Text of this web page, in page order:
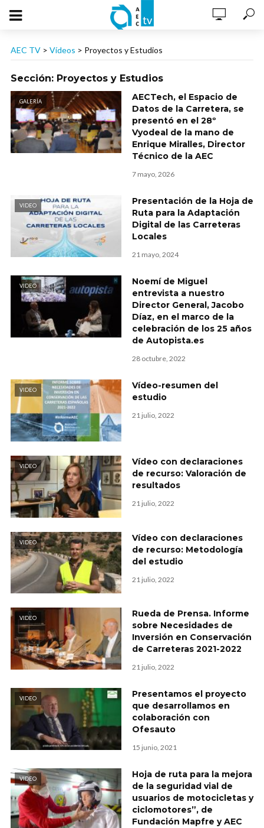
AEC TV > Vídeos > Proyectos y Estudios
Sección: Proyectos y Estudios
GALERÍA
AECTech, el Espacio de
Datos de la Carretera, se
presentó en el 28º
Vyodeal de la mano de
Enrique Miralles, Director
Técnico de la AEC
7 mayo, 2026
VIDEO
Presentación de la Hoja de
Ruta para la Adaptación
Digital de las Carreteras
Locales
21 mayo, 2024
VIDEO
Noemí de Miguel
entrevista a nuestro
Director General, Jacobo
Díaz, en el marco de la
celebración de los 25 años
de Autopista.es
28 octubre, 2022
VIDEO
Vídeo-resumen del
estudio
21 julio, 2022
VIDEO
Vídeo con declaraciones
de recurso: Valoración de
resultados
21 julio, 2022
VIDEO
Vídeo con declaraciones
de recurso: Metodología
del estudio
21 julio, 2022
VIDEO
Rueda de Prensa. Informe
sobre Necesidades de
Inversión en Conservación
de Carreteras 2021-2022
21 julio, 2022
VIDEO
Presentamos el proyecto
que desarrollamos en
colaboración con
Ofesauto
15 junio, 2021
VIDEO
Hoja de ruta para la mejora
de la seguridad vial de
usuarios de motocicletas y
ciclomotores”, de
Fundación Mapfre y AEC